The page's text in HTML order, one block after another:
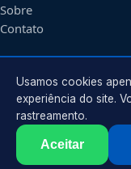
Sobre
Contato
CONTATO
Atendimento em
2026 Belo
Usamos cookies
experiência do site.
rastreamento.
Aceitar